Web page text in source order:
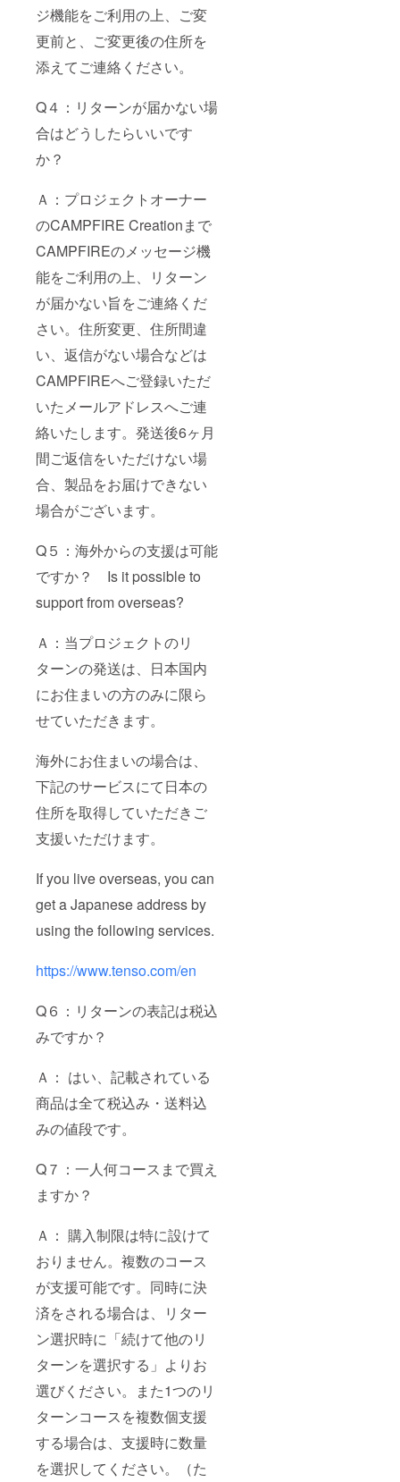
ジ機能をご利用の上、ご変
更前と、ご変更後の住所を
添えてご連絡ください。
Q４：リターンが届かない場
合はどうしたらいいです
か？
Ａ：プロジェクトオーナー
のCAMPFIRE Creationまで
CAMPFIREのメッセージ機
能をご利用の上、リターン
が届かない旨をご連絡くだ
さい。住所変更、住所間違
い、返信がない場合などは
CAMPFIREへご登録いただ
いたメールアドレスへご連
絡いたします。発送後6ヶ月
間ご返信をいただけない場
合、製品をお届けできない
場合がございます。
Q５：海外からの支援は可能
ですか？ Is it possible to
support from overseas?
Ａ：当プロジェクトのリ
ターンの発送は、日本国内
にお住まいの方のみに限ら
せていただきます。
海外にお住まいの場合は、
下記のサービスにて日本の
住所を取得していただきご
支援いただけます。
If you live overseas, you can
get a Japanese address by
using the following services.
https://www.tenso.com/en
Q６：リターンの表記は税込
みですか？
Ａ： はい、記載されている
商品は全て税込み・送料込
みの値段です。
Q７：一人何コースまで買え
ますか？
Ａ： 購入制限は特に設けて
おりません。複数のコース
が支援可能です。同時に決
済をされる場合は、リター
ン選択時に「続けて他のリ
ターンを選択する」よりお
選びください。また1つのリ
ターンコースを複数個支援
する場合は、支援時に数量
を選択してください。（た